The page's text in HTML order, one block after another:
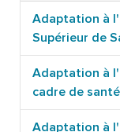
Adaptation à
Supérieur de
Adaptation à
cadre de santé
Adaptation à